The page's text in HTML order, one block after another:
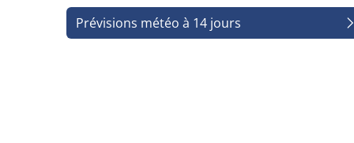
Prévisions météo à 14 jours